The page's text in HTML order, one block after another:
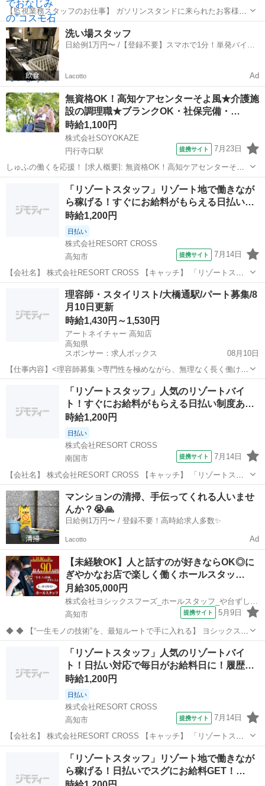
【監視業務スタッフのお仕事】 ガソリンスタンドに来られたお客様の
給油の様子を室内でモニターチェックするなどの監視業務のお仕事で
す。 ①給油監視業務（モニター目視による給油解除ボタンの操作） ②
清掃業務（レシート回収や休憩室...
高知 高知市 知寄町一丁目駅
洗い場スタッフ
日給例1万円〜 /【登録不要】スマホで1分！単発バイト
Lacotto Ad
無資格OK！高知ケアセンターそよ風★介護施
設の調理職★ブランクOK・社保完備・…
時給1,100円
株式会社SOYOKAZE
円行寺口駅
提携サイト 7月23日
しゅふの働くを応援！ [求人概要]: 無資格OK！高知ケアセンターそよ
風★介護施設の調理職★ブランクOK・社保完備・各種手当あり [職種
円行寺口駅 ホールスタッフ
「リゾートスタッフ」リゾート地で働きなが
ら稼げる！すぐにお給料がもらえる日払い…
時給1,200円
日払い
株式会社RESORT CROSS
高知市
提携サイト 7月14日
【会社名】 株式会社RESORT CROSS 【キャッチ】 「リゾートスタ
ッフ」リゾート地で働きながら稼げる！すぐにお給料がもらえる日払
い制度あり！来社も履歴書も不要！ 【コメント】 ＼新規スタッフ100
名以上の大募集★...
高知市 ホテル
理容師・スタイリスト/大橋通駅/パート募集/8
月10日更新
時給1,430円～1,530円
アートネイチャー 高知店
高知県
スポンサー：求人ボックス
08月10日
【仕事内容】<理容師募集 >専門性を極めながら、無理なく長く働け
る!カジュアル面談実施中 <募集職種> 理容師 <仕事内容> リピートの
お客様が中心で、基本的に担当制のため、 お客様一人ひとりに寄り添
ってサポートできるやりがいのあ...
アルバイト・パート
「リゾートスタッフ」人気のリゾートバイ
ト！すぐにお給料がもらえる日払い制度あ
り…
時給1,200円
日払い
株式会社RESORT CROSS
南国市
提携サイト 7月14日
【会社名】 株式会社RESORT CROSS 【キャッチ】 「リゾートスタ
ッフ」人気のリゾートバイト！すぐにお給料がもらえる日払い制度あ
り！来社×履歴書いらずでらくちん！ 【コメント】 ＼新規スタッフ
100名以上の大募集...
高知 南国市
マンションの清掃、手伝ってくれる人いませ
んか？😭🙏
日給例1万円〜 / 登録不要！高時給求人多数✨
Lacotto Ad
【未経験OK】人と話すのが好きならOK◎に
ぎやかなお店で楽しく働くホールスタッ…
月給305,000円
株式会社ヨシックスフーズ_ホールスタッフ_や台ずし帯屋町 (正社員)
高知市
提携サイト 5月9日
◆ ◆ 【“一生モノの技術”を、最短ルートで手に入れる】 ヨシックスフ
ーズが運営する寿司居酒屋「や台ずし」では、 鮮魚の一部を加工済み
の状態で仕入れることで仕込みの負担を大幅に削減しています。 入社
後は余計な工程に時間...
ホールスタッフ
「リゾートスタッフ」人気のリゾートバイ
ト！日払い対応で毎日がお給料日に！履歴
書…
時給1,200円
日払い
株式会社RESORT CROSS
高知市
提携サイト 7月14日
【会社名】 株式会社RESORT CROSS 【キャッチ】 「リゾートスタ
ッフ」人気のリゾートバイト！日払い対応で毎日がお給料日に！履歴
書来社不要でらくらく！ 【コメント】 ＼新規スタッフ100名以上の大
募集★／ 人気の...
ホテル
「リゾートスタッフ」リゾート地で働きなが
ら稼げる！日払いでスグにお給料GET！…